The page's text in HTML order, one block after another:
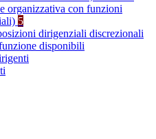
organizzativa con funzioni
5
dirigenziali discrezionali
disponibili